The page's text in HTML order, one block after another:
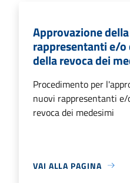
Approvazione
rappresentanti e/
della revoca dei
Procedimento per
nuovi rappresentanti
revoca dei medesimi
VAI ALLA PAGINA